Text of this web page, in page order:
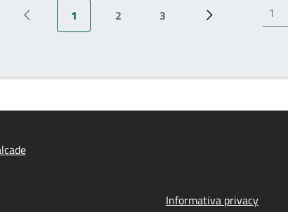
Pagina precedente
Pagina attuale
1
Pagina
2
Pagina
3
Prossima
Informativa privacy